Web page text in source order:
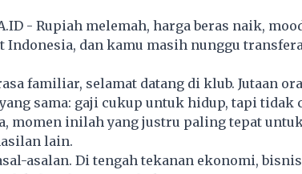
- Rupiah melemah, harga beras naik,
Indonesia, dan kamu masih nunggu
familiar, selamat datang di klub. Jutaan
sama: gaji cukup untuk hidup, tapi tidak
momen inilah yang justru paling tepat
lain.
asalan. Di tengah tekanan ekonomi,